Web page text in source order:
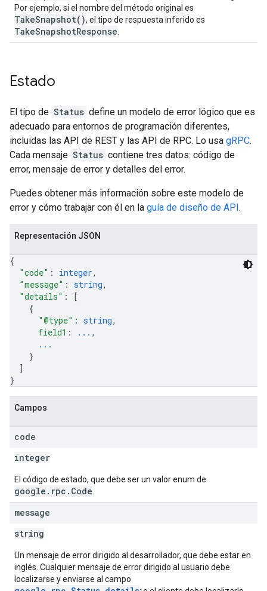
Por ejemplo, si el nombre del método original es
TakeSnapshot(), el tipo de respuesta inferido es
TakeSnapshotResponse
Estado
El tipo de Status define un modelo de error lógico que es
adecuado para entornos de programación diferentes,
incluidas las API de REST y las API de RPC. Lo usa gRPC.
Cada mensaje Status contiene tres datos: código de
error, mensaje de error y detalles del error.
Puedes obtener más información sobre este modelo de
error y cómo trabajar con él en la guía de diseño de API.
Representación JSON
{
"code" : integer,
"message" : string,
"details" :
[
{
"@type" : string,
field1 : ... ,
...
}
]
}
Campos
code
integer
El código de estado, que debe ser un valor enum de
google.rpc.Code
message
string
Un mensaje de error dirigido al desarrollador, que debe estar en
inglés. Cualquier mensaje de error dirigido al usuario debe
localizarse y enviarse al campo